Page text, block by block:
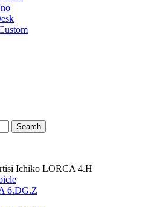
Search
Ichiko LORCA 4.H
6.DG.Z